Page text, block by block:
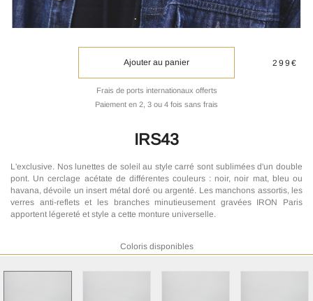
Ajouter au panier
Frais de ports internationaux offerts
Paiement en 2, 3 ou 4 fois sans frais
299€
IRS43
L'exclusive. Nos lunettes de soleil au style carré sont sublimées d'un double
pont. Un cerclage acétate de différentes couleurs : noir, noir mat, bleu ou
havana, dévoile un insert métal doré ou argenté. Les manchons assortis, les
verres anti-reflets et les branches minutieusement gravées IRON Paris
apportent légereté et style a cette monture universelle.
Coloris disponibles